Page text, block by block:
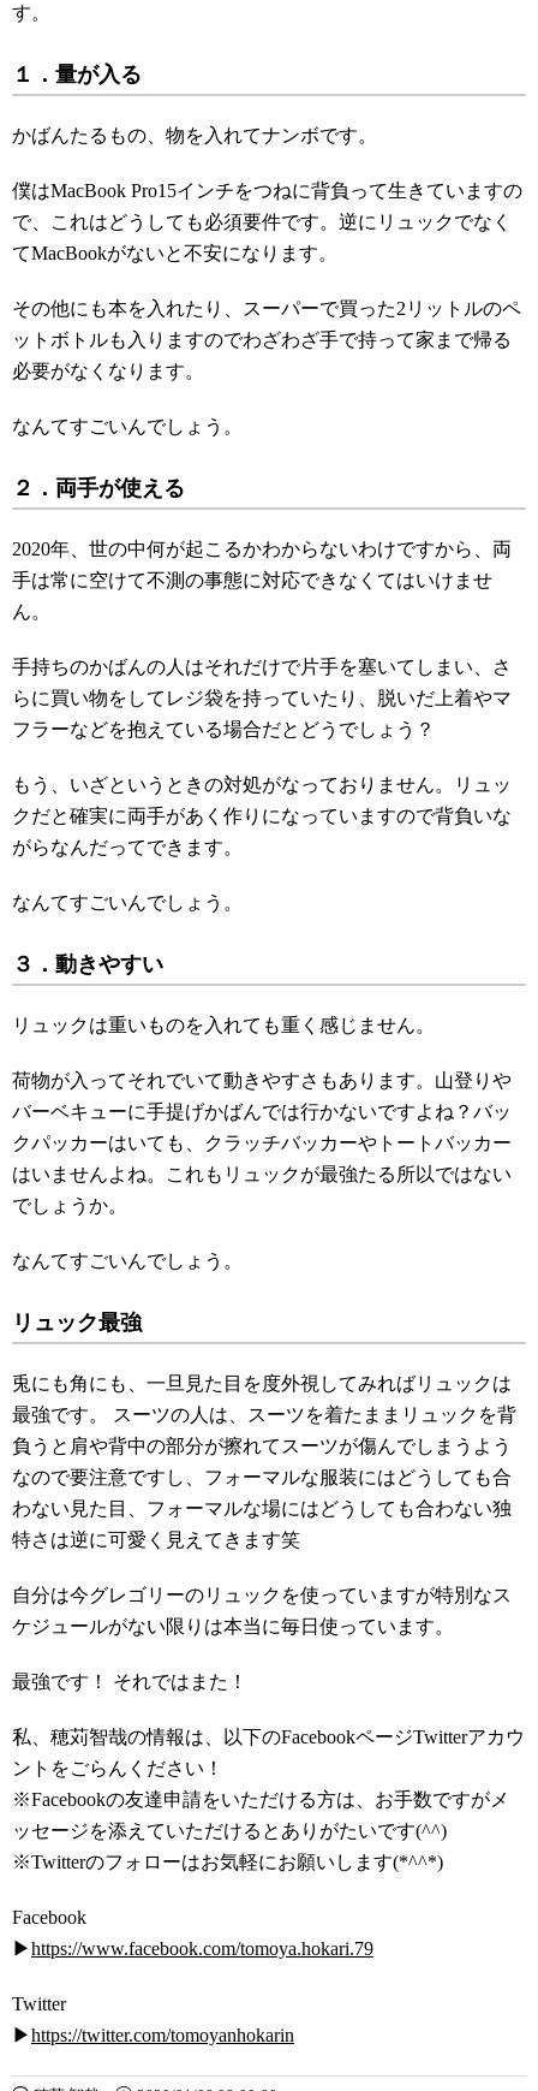
す。
１．量が入る
かばんたるもの、物を入れてナンボです。
僕はMacBook Pro15インチをつねに背負って生きていますの
で、これはどうしても必須要件です。逆にリュックでなく
てMacBookがないと不安になります。
その他にも本を入れたり、スーパーで買った2リットルのペ
ットボトルも入りますのでわざわざ手で持って家まで帰る
必要がなくなります。
なんてすごいんでしょう。
２．両手が使える
2020年、世の中何が起こるかわからないわけですから、両
手は常に空けて不測の事態に対応できなくてはいけませ
ん。
手持ちのかばんの人はそれだけで片手を塞いてしまい、さ
らに買い物をしてレジ袋を持っていたり、脱いだ上着やマ
フラーなどを抱えている場合だとどうでしょう？
もう、いざというときの対処がなっておりません。リュッ
クだと確実に両手があく作りになっていますので背負いな
がらなんだってできます。
なんてすごいんでしょう。
３．動きやすい
リュックは重いものを入れても重く感じません。
荷物が入ってそれでいて動きやすさもあります。山登りや
バーベキューに手提げかばんでは行かないですよね？バッ
クパッカーはいても、クラッチバッカーやトートバッカー
はいませんよね。これもリュックが最強たる所以ではない
でしょうか。
なんてすごいんでしょう。
リュック最強
兎にも角にも、一旦見た目を度外視してみればリュックは
最強です。 スーツの人は、スーツを着たままリュックを背
負うと肩や背中の部分が擦れてスーツが傷んでしまうよう
なので要注意ですし、フォーマルな服装にはどうしても合
わない見た目、フォーマルな場にはどうしても合わない独
特さは逆に可愛く見えてきます笑
自分は今グレゴリーのリュックを使っていますが特別なス
ケジュールがない限りは本当に毎日使っています。
最強です！ それではまた！
私、穂苅智哉の情報は、以下のFacebookページTwitterアカウ
ントをごらんください！
※Facebookの友達申請をいただける方は、お手数ですがメ
ッセージを添えていただけるとありがたいです(^^)
※Twitterのフォローはお気軽にお願いします(*^^*)
Facebook
▶https://www.facebook.com/tomoya.hokari.79
Twitter
▶https://twitter.com/tomoyanhokarin